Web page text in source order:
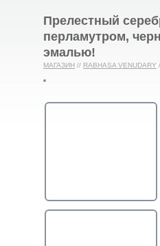
Прелестный
перламутром,
эмалью!
МАГАЗИН // RABHASA VENUDARY